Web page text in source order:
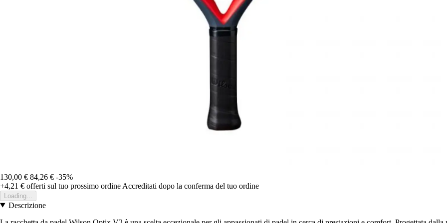
130,00 € 84,26 € -35%
+4,21 € offerti sul tuo prossimo ordine Accreditati dopo la conferma del tuo ordine
Loading...
Descrizione